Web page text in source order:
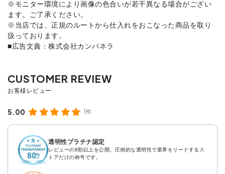
※モニター環境により画像の色合いが若干異なる場合がござい
ます。ご了承ください。
※当店では、正規のルートから仕入れをおこなった商品を取り
扱っております。
■広告文責：株式会社カンパネラ
5.00 1件
透明性プラチナ認定
レビューの8割以上を公開。圧倒的な透明性で業界をリードするス
トアだけの称号です。